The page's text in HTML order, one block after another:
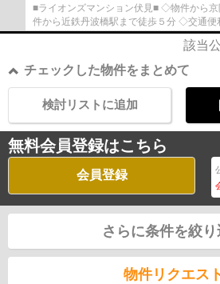
■ライオンズマンション伏見■ ◇物件から
件から近鉄丹波橋駅まで徒歩５分 ◇交通便
該当
チェックした物件をまとめて
検討リストに追加
無料会員登録はこちら
会員登録
さらに条件を絞
物件リクエス